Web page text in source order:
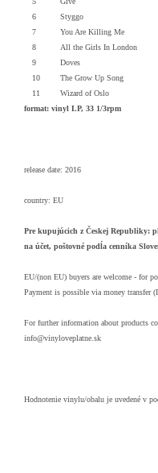
6
Styggo
7
You Are Killing Me
8
All the Girls In London
9
Doves
10
The Grow Up Song
11
Wizard of Oslo
format: vinyl LP, 33 1/3rpm
release date: 2016
country: EU
Pre kupujúcich z Českej Republiky:
na účet, poštovné podĺa cenníka
EU/(non EU) buyers are welcome - for
Payment is possible via money transfer
For further information about products
info@vinyloveplatne.sk
Hodnotenie vinylu/obalu je uvedené v